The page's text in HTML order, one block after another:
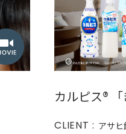
カルピス®︎
CLIENT : アサ